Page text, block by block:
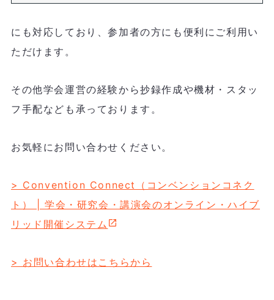
にも対応しており、参加者の方にも便利にご利用い
ただけます。
その他学会運営の経験から抄録作成や機材・スタッ
フ手配なども承っております。
お気軽にお問い合わせください。
> Convention Connect（コンベンションコネク
ト） | 学会・研究会・講演会のオンライン・ハイブ
リッド開催システム
> お問い合わせはこちらから